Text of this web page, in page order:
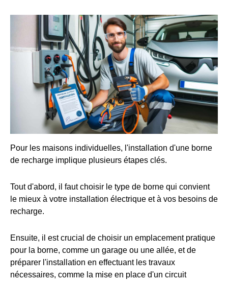
Pour les maisons individuelles, l'installation d'une borne
de recharge implique plusieurs étapes clés.
Tout d'abord, il faut choisir le type de borne qui convient
le mieux à votre installation électrique et à vos besoins de
recharge.
Ensuite, il est crucial de choisir un emplacement pratique
pour la borne, comme un garage ou une allée, et de
préparer l'installation en effectuant les travaux
nécessaires, comme la mise en place d'un circuit